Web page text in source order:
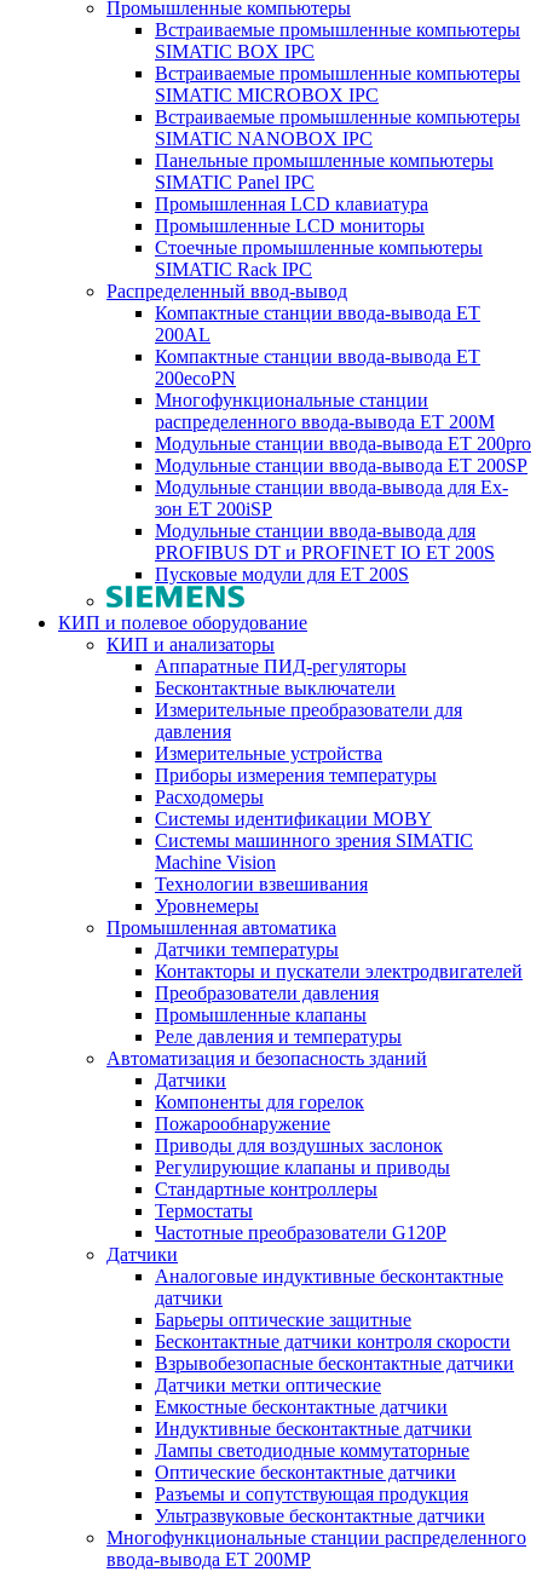
Промышленные компьютеры
Встраиваемые промышленные компьютеры
SIMATIC BOX IPC
Встраиваемые промышленные компьютеры
SIMATIC MICROBOX IPC
Встраиваемые промышленные компьютеры
SIMATIC NANOBOX IPC
Панельные промышленные компьютеры
SIMATIC Panel IPC
Промышленная LCD клавиатура
Промышленные LCD мониторы
Стоечные промышленные компьютеры
SIMATIC Rack IPC
Распределенный ввод-вывод
Компактные станции ввода-вывода ET
200AL
Компактные станции ввода-вывода ET
200ecoPN
Многофункциональные станции
распределенного ввода-вывода ET 200M
Модульные станции ввода-вывода ET 200pro
Модульные станции ввода-вывода ET 200SP
Модульные станции ввода-вывода для Ex-
зон ET 200iSP
Модульные станции ввода-вывода для
PROFIBUS DT и PROFINET IO ET 200S
Пусковые модули для ET 200S
КИП и полевое оборудование
КИП и анализаторы
Аппаратные ПИД-регуляторы
Бесконтактные выключатели
Измерительные преобразователи для
давления
Измерительные устройства
Приборы измерения температуры
Расходомеры
Системы идентификации MOBY
Системы машинного зрения SIMATIC
Machine Vision
Технологии взвешивания
Уровнемеры
Промышленная автоматика
Датчики температуры
Контакторы и пускатели электродвигателей
Преобразователи давления
Промышленные клапаны
Реле давления и температуры
Автоматизация и безопасность зданий
Датчики
Компоненты для горелок
Пожарообнаружение
Приводы для воздушных заслонок
Регулирующие клапаны и приводы
Стандартные контроллеры
Термостаты
Частотные преобразователи G120P
Датчики
Аналоговые индуктивные бесконтактные
датчики
Барьеры оптические защитные
Бесконтактные датчики контроля скорости
Взрывобезопасные бесконтактные датчики
Датчики метки оптические
Емкостные бесконтактные датчики
Индуктивные бесконтактные датчики
Лампы светодиодные коммутаторные
Оптические бесконтактные датчики
Разъемы и сопутствующая продукция
Ультразвуковые бесконтактные датчики
Многофункциональные станции распределенного
ввода-вывода ET 200MP